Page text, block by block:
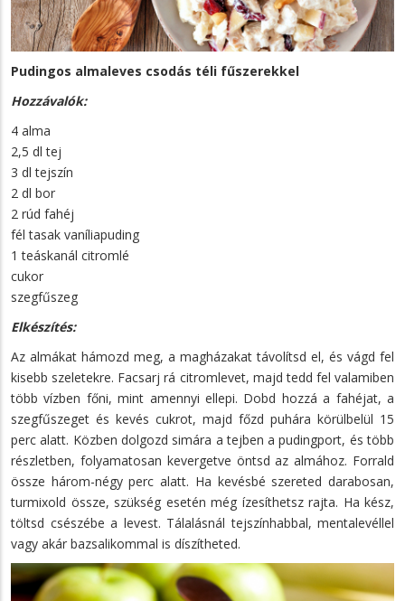
Pudingos almaleves csodás téli fűszerekkel
Hozzávalók:
4 alma
2,5 dl tej
3 dl tejszín
2 dl bor
2 rúd fahéj
fél tasak vaníliapuding
1 teáskanál citromlé
cukor
szegfűszeg
Elkészítés:
Az almákat hámozd meg, a magházakat távolítsd el, és vágd fel
kisebb szeletekre. Facsarj rá citromlevet, majd tedd fel valamiben
több vízben főni, mint amennyi ellepi. Dobd hozzá a fahéjat, a
szegfűszeget és kevés cukrot, majd főzd puhára körülbelül 15
perc alatt. Közben dolgozd simára a tejben a pudingport, és több
részletben, folyamatosan kevergetve öntsd az almához. Forrald
össze három-négy perc alatt. Ha kevésbé szereted darabosan,
turmixold össze, szükség esetén még ízesíthetsz rajta. Ha kész,
töltsd csészébe a levest. Tálalásnál tejszínhabbal, mentalevéllel
vagy akár bazsalikommal is díszítheted.